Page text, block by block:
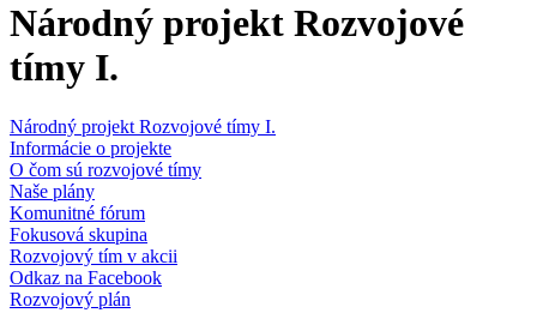
Národný projekt Rozvojové
tímy I.
Národný projekt Rozvojové tímy I.
Informácie o projekte
O čom sú rozvojové tímy
Naše plány
Komunitné fórum
Fokusová skupina
Rozvojový tím v akcii
Odkaz na Facebook
Rozvojový plán